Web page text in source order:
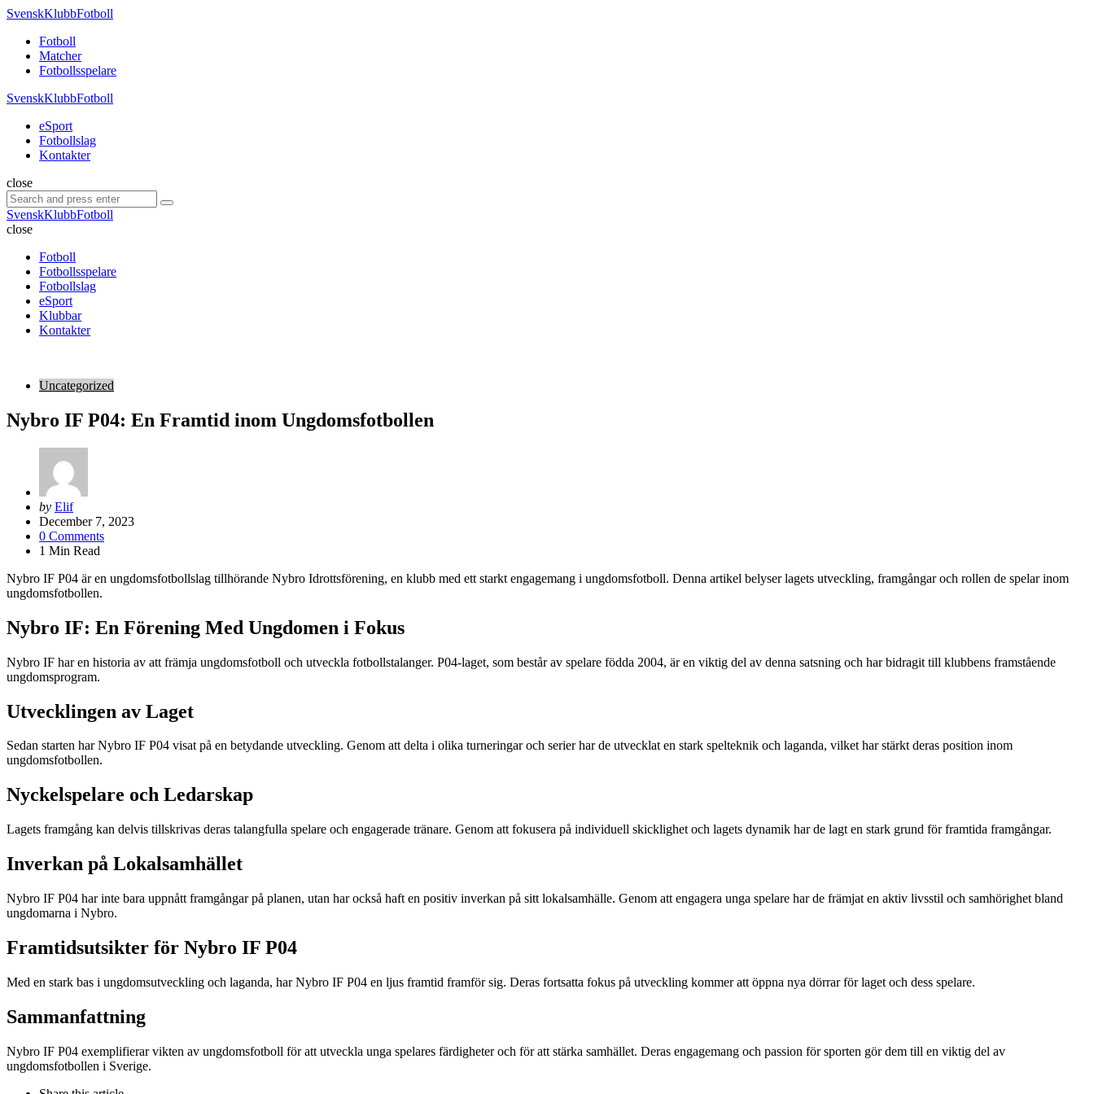
Menu
SvenskKlubbFotboll
Menu
Fotboll
Matcher
Fotbollsspelare
SvenskKlubbFotboll
eSport
Fotbollslag
Kontakter
Search
close
Search
for:
Search
SvenskKlubbFotboll
close
Fotboll
Fotbollsspelare
Fotbollslag
eSport
Klubbar
Kontakter
Uncategorized
Nybro IF P04: En Framtid inom Ungdomsfotbollen
Posted
by
by Elif
December 7, 2023
0 Comments
1 Min Read
Nybro IF P04 är en ungdomsfotbollslag tillhörande Nybro Idrottsförening, en klubb med ett starkt engagemang i ungdomsfotboll. Denna artikel belyser lagets utveckling, framgångar och rollen de spelar inom
ungdomsfotbollen.
Nybro IF: En Förening Med Ungdomen i Fokus
Nybro IF har en historia av att främja ungdomsfotboll och utveckla fotbollstalanger. P04-laget, som består av spelare födda 2004, är en viktig del av denna satsning och har bidragit till klubbens framstående
ungdomsprogram.
Utvecklingen av Laget
Sedan starten har Nybro IF P04 visat på en betydande utveckling. Genom att delta i olika turneringar och serier har de utvecklat en stark spelteknik och laganda, vilket har stärkt deras position inom
ungdomsfotbollen.
Nyckelspelare och Ledarskap
Lagets framgång kan delvis tillskrivas deras talangfulla spelare och engagerade tränare. Genom att fokusera på individuell skicklighet och lagets dynamik har de lagt en stark grund för framtida framgångar.
Inverkan på Lokalsamhället
Nybro IF P04 har inte bara uppnått framgångar på planen, utan har också haft en positiv inverkan på sitt lokalsamhälle. Genom att engagera unga spelare har de främjat en aktiv livsstil och samhörighet bland
ungdomarna i Nybro.
Framtidsutsikter för Nybro IF P04
Med en stark bas i ungdomsutveckling och laganda, har Nybro IF P04 en ljus framtid framför sig. Deras fortsatta fokus på utveckling kommer att öppna nya dörrar för laget och dess spelare.
Sammanfattning
Nybro IF P04 exemplifierar vikten av ungdomsfotboll för att utveckla unga spelares färdigheter och för att stärka samhället. Deras engagemang och passion för sporten gör dem till en viktig del av
ungdomsfotbollen i Sverige.